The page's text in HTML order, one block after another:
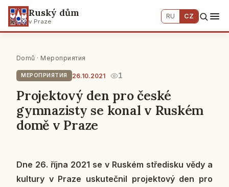
Ruský dům
v Praze
RU CZ
Domů · Мероприятия
МЕРОПРИЯТИЯ 26.10.2021 1
Projektový den pro české
gymnazisty se konal v Ruském
domě v Praze
Dne 26. října 2021 se v Ruském stře­dis­ku vědy a
kul­tu­ry v Praze usku­teč­nil pro­jek­to­vý den pro